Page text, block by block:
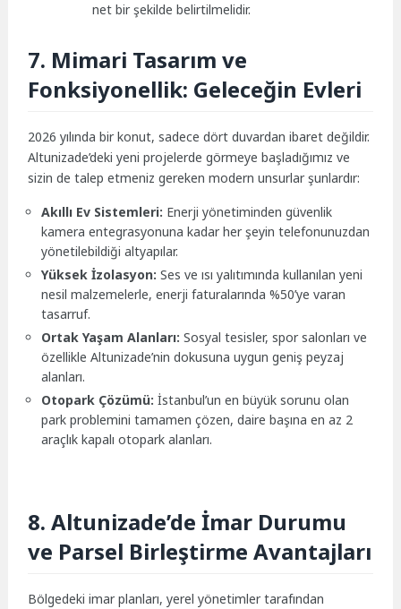
net bir şekilde belirtilmelidir.
7. Mimari Tasarım ve
Fonksiyonellik: Geleceğin Evleri
2026 yılında bir konut, sadece dört duvardan ibaret değildir.
Altunizade’deki yeni projelerde görmeye başladığımız ve
sizin de talep etmeniz gereken modern unsurlar şunlardır:
Akıllı Ev Sistemleri: Enerji yönetiminden güvenlik
kamera entegrasyonuna kadar her şeyin telefonunuzdan
yönetilebildiği altyapılar.
Yüksek İzolasyon: Ses ve ısı yalıtımında kullanılan yeni
nesil malzemelerle, enerji faturalarında %50’ye varan
tasarruf.
Ortak Yaşam Alanları: Sosyal tesisler, spor salonları ve
özellikle Altunizade’nin dokusuna uygun geniş peyzaj
alanları.
Otopark Çözümü: İstanbul’un en büyük sorunu olan
park problemini tamamen çözen, daire başına en az 2
araçlık kapalı otopark alanları.
8. Altunizade’de İmar Durumu
ve Parsel Birleştirme Avantajları
Bölgedeki imar planları, yerel yönetimler tarafından